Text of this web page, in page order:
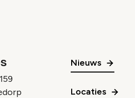
Nieuws
Locaties